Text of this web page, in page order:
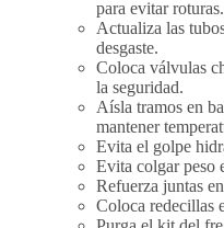
para evitar roturas.
Actualiza las
desgaste.
Coloca válvulas
la seguridad.
Aísla tramos en
mantener
Evita el golpe
Evita colgar peso
Refuerza juntas
Coloca redecillas